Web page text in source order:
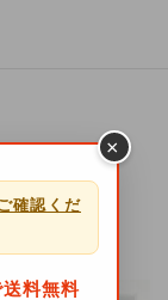
×
確認くだ
料無料